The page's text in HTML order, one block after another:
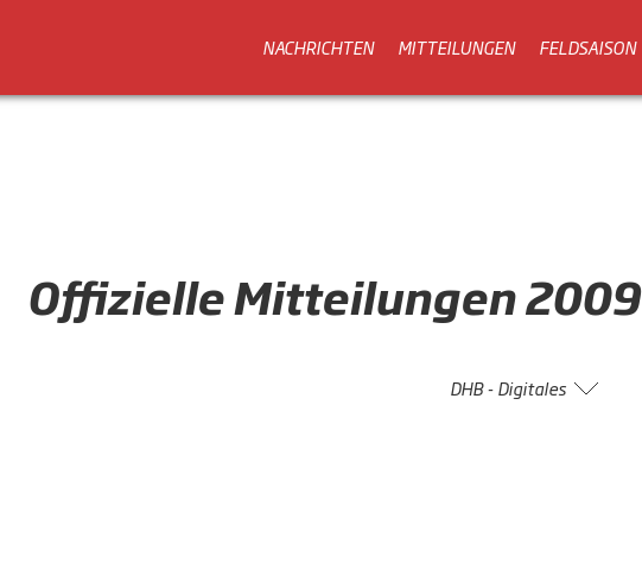
NACHRICHTEN MITTEILUNGEN FELDSAISON
OffizielleMitteilungen2009
DHB - Digitales